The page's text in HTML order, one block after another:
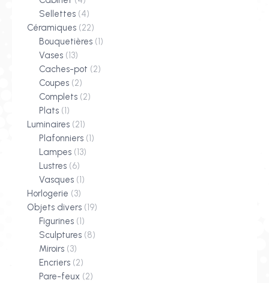
Sellettes (4)
Céramiques (22)
Bouquetières (1)
Vases (13)
Caches-pot (2)
Coupes (2)
Complets (2)
Plats (1)
Luminaires (21)
Plafonniers (1)
Lampes (13)
Lustres (6)
Vasques (1)
Horlogerie (3)
Objets divers (19)
Figurines (1)
Sculptures (8)
Miroirs (3)
Encriers (2)
Pare-feux (2)